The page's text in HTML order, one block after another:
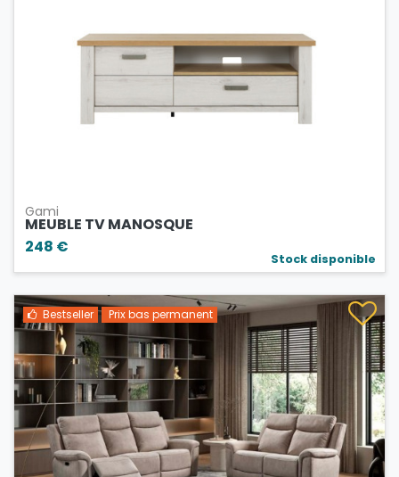
Gami
MEUBLE TV MANOSQUE
248 €
Stock disponible
Bestseller Prix bas permanent